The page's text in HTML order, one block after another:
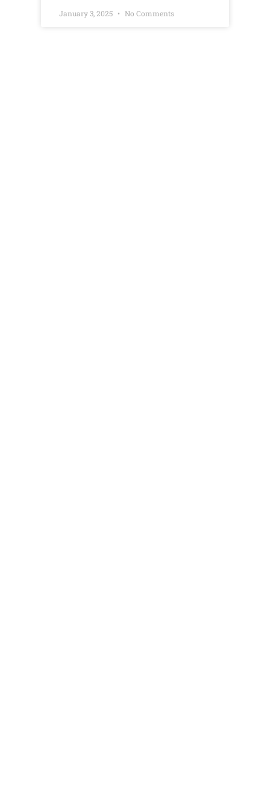
January 3, 2025 No Comments